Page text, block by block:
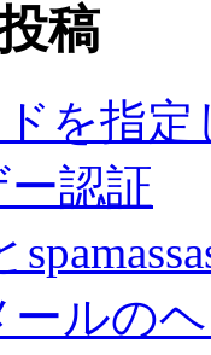
稿
を指
認証
ールの